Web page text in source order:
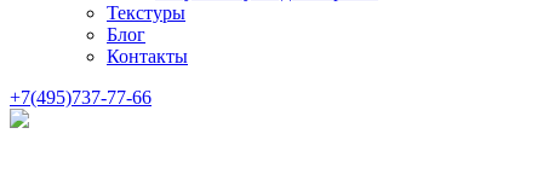
Текстуры
Блог
Контакты
+7(495)737-77-66